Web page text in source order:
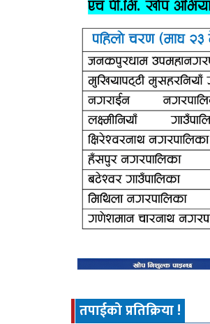
तपाईको प्रतिक्रिया !